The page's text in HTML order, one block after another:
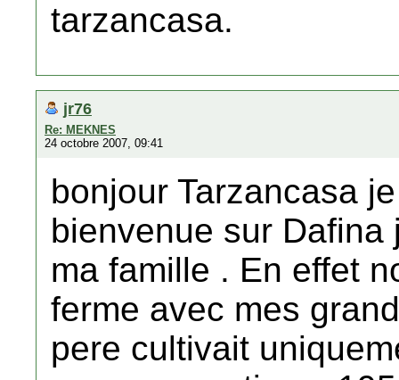
tarzancasa.
jr76
Re: MEKNES
24 octobre 2007, 09:41
bonjour Tarzancasa
bienvenue sur
ma famille . En effet
ferme avec mes
pere cultivait